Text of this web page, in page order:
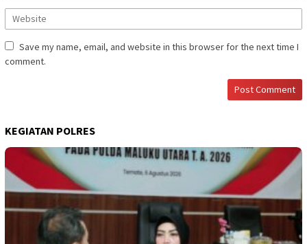
Save my name, email, and website in this browser for the next time I
comment.
KEGIATAN POLRES